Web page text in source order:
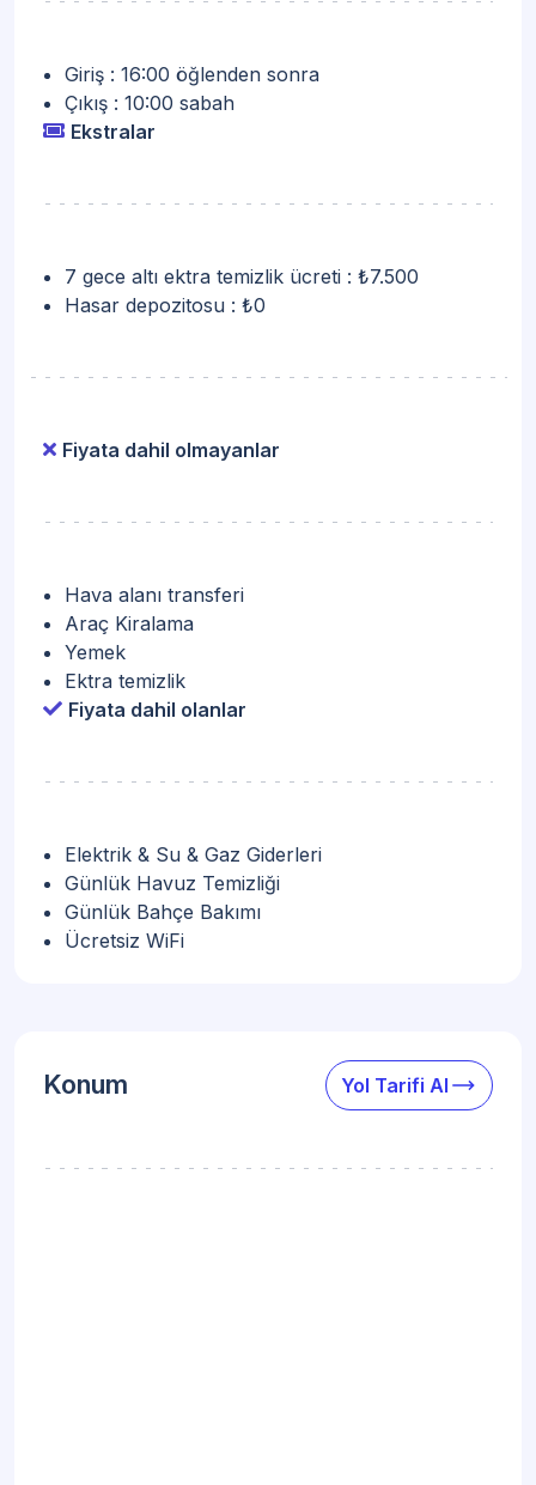
Giriş : 16:00 öğlenden sonra
Çıkış : 10:00 sabah
Ekstralar
7 gece altı ektra temizlik ücreti : ₺7.500
Hasar depozitosu : ₺0
Fiyata dahil olmayanlar
Hava alanı transferi
Araç Kiralama
Yemek
Ektra temizlik
Fiyata dahil olanlar
Elektrik & Su & Gaz Giderleri
Günlük Havuz Temizliği
Günlük Bahçe Bakımı
Ücretsiz WiFi
Konum Yol Tarifi Al trending_flat